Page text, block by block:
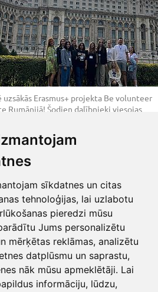
sīkdatnes un citas
tehnoloģijas, lai uzlabotu
pieredzi mūsu
Jums personalizētu
mērķētas reklāmas, analizētu
datplūsmu un saprastu,
nāk mūsu apmeklētāji. Lai
informāciju, lūdzu,
uzsākās Erasmus+ projekta Be volunteer
Rumānijā! Šodien dalībnieki viesojas
šīs tautas vēsturi.
un 2 pasniedzēji apgūs brīvprātīgā
vienlīdzības veicināšanu, dažādību un
veiks dažādus uzdevumus
pavisam drīz!
<< Iepriekšējā ziņa Nākamā ziņa >>
Share